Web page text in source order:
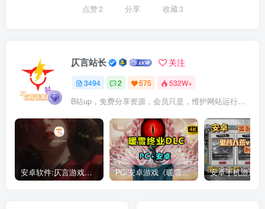
点赞2 分享 收藏3
仄言站长 关注
3494 2 575 532W+
B站up，免费分享资源，会员只是，维护网站运行，会员权利为可以支持本地下载，更多内容，敬请期待！
安卓软件:仄言游戏库4.0APP全新上架了！没有下的赶紧下载呀！ PC/安卓游戏《暖雪最新v3.1.0.1》终业DLC整合版！